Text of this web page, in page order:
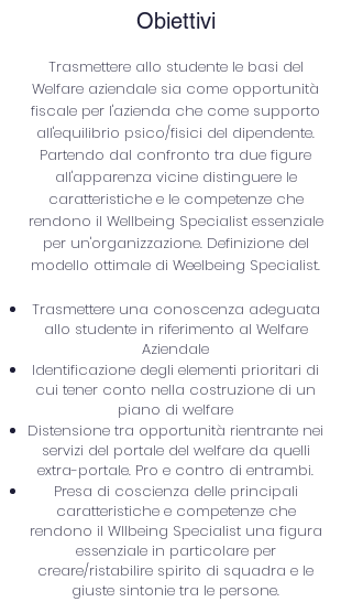
Obiettivi
Trasmettere allo studente le basi del
Welfare aziendale sia come opportunità
fiscale per l'azienda che come supporto
all'equilibrio psico/fisici del dipendente.
Partendo dal confronto tra due figure
all'apparenza vicine distinguere le
caratteristiche e le competenze che
rendono il Wellbeing Specialist essenziale
per un'organizzazione. Definizione del
modello ottimale di Weelbeing Specialist.
Trasmettere una conoscenza adeguata
allo studente in riferimento al Welfare
Aziendale
Identificazione degli elementi prioritari di
cui tener conto nella costruzione di un
piano di welfare
Distensione tra opportunità rientrante nei
servizi del portale del welfare da quelli
extra-portale. Pro e contro di entrambi.
Presa di coscienza delle principali
caratteristiche e competenze che
rendono il Wllbeing Specialist una figura
essenziale in particolare per
creare/ristabilire spirito di squadra e le
giuste sintonie tra le persone.